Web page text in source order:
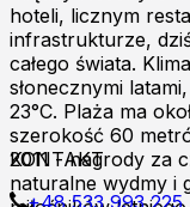
hoteli, licznym
infrastrukturze,
całego świata.
słonecznymi
23°C. Plaża ma
szerokość 60
2011 - nagrody za
naturalne wydmy i
KONTAKT
+48 533 993 225